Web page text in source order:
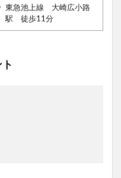
東急池上線 大崎広小路
駅 徒歩11分